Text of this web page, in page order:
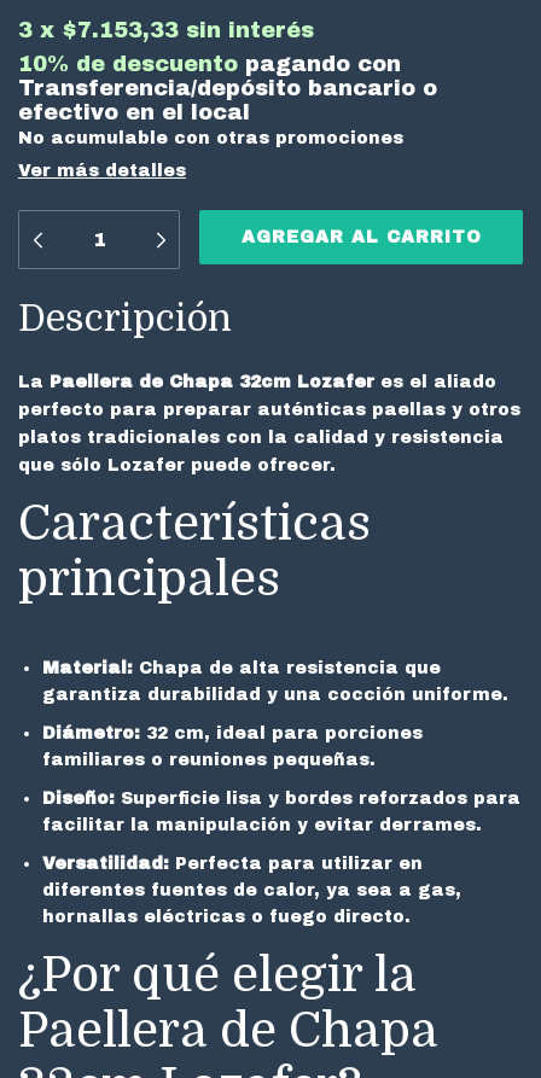
3 x $7.153,33 sin interés
10% de descuento pagando con
Transferencia/depósito bancario o
efectivo en el local
No acumulable con otras promociones
Ver más detalles
Descripción
La Paellera de Chapa 32cm Lozafer es el aliado
perfecto para preparar auténticas paellas y otros
platos tradicionales con la calidad y resistencia
que sólo Lozafer puede ofrecer.
Características
principales
Material: Chapa de alta resistencia que
garantiza durabilidad y una cocción uniforme.
Diámetro: 32 cm, ideal para porciones
familiares o reuniones pequeñas.
Diseño: Superficie lisa y bordes reforzados para
facilitar la manipulación y evitar derrames.
Versatilidad: Perfecta para utilizar en
diferentes fuentes de calor, ya sea a gas,
hornallas eléctricas o fuego directo.
¿Por qué elegir la
Paellera de Chapa